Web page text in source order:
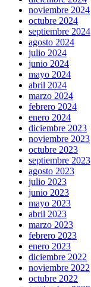
noviembre 2024
octubre 2024
septiembre 2024
agosto 2024
julio 2024
junio 2024
mayo 2024
abril 2024
marzo 2024
febrero 2024
enero 2024
diciembre 2023
noviembre 2023
octubre 2023
septiembre 2023
agosto 2023
julio 2023
junio 2023
mayo 2023
abril 2023
marzo 2023
febrero 2023
enero 2023
diciembre 2022
noviembre 2022
octubre 2022